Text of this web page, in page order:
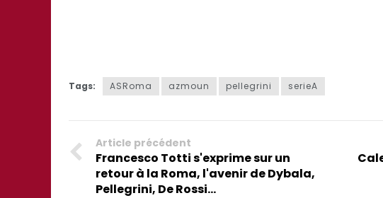
Tags: ASRoma azmoun pellegrini serieA
Article précédent
Francesco Totti s'exprime sur un
retour à la Roma, l'avenir de Dybala,
Pellegrini, De Rossi...